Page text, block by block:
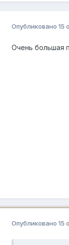
Опубликовано 15
Очень большая
Опубликовано 15